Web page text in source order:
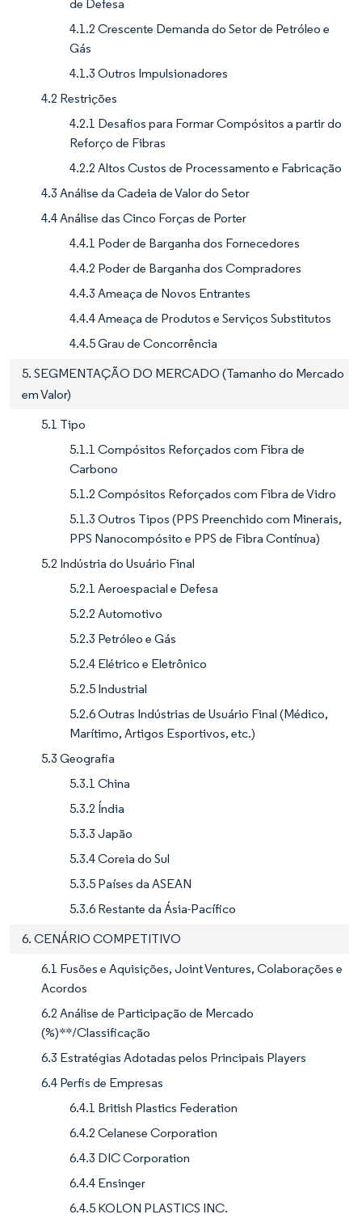
de Defesa
4.1.2 Crescente Demanda do Setor de Petróleo e
Gás
4.1.3 Outros Impulsionadores
4.2 Restrições
4.2.1 Desafios para Formar Compósitos a partir do
Reforço de Fibras
4.2.2 Altos Custos de Processamento e Fabricação
4.3 Análise da Cadeia de Valor do Setor
4.4 Análise das Cinco Forças de Porter
4.4.1 Poder de Barganha dos Fornecedores
4.4.2 Poder de Barganha dos Compradores
4.4.3 Ameaça de Novos Entrantes
4.4.4 Ameaça de Produtos e Serviços Substitutos
4.4.5 Grau de Concorrência
5. SEGMENTAÇÃO DO MERCADO (Tamanho do Mercado
em Valor)
5.1 Tipo
5.1.1 Compósitos Reforçados com Fibra de
Carbono
5.1.2 Compósitos Reforçados com Fibra de Vidro
5.1.3 Outros Tipos (PPS Preenchido com Minerais,
PPS Nanocompósito e PPS de Fibra Contínua)
5.2 Indústria do Usuário Final
5.2.1 Aeroespacial e Defesa
5.2.2 Automotivo
5.2.3 Petróleo e Gás
5.2.4 Elétrico e Eletrônico
5.2.5 Industrial
5.2.6 Outras Indústrias de Usuário Final (Médico,
Marítimo, Artigos Esportivos, etc.)
5.3 Geografia
5.3.1 China
5.3.2 Índia
5.3.3 Japão
5.3.4 Coreia do Sul
5.3.5 Países da ASEAN
5.3.6 Restante da Ásia-Pacífico
6. CENÁRIO COMPETITIVO
6.1 Fusões e Aquisições, Joint Ventures, Colaborações e
Acordos
6.2 Análise de Participação de Mercado
(%)**/Classificação
6.3 Estratégias Adotadas pelos Principais Players
6.4 Perfis de Empresas
6.4.1 British Plastics Federation
6.4.2 Celanese Corporation
6.4.3 DIC Corporation
6.4.4 Ensinger
6.4.5 KOLON PLASTICS INC.